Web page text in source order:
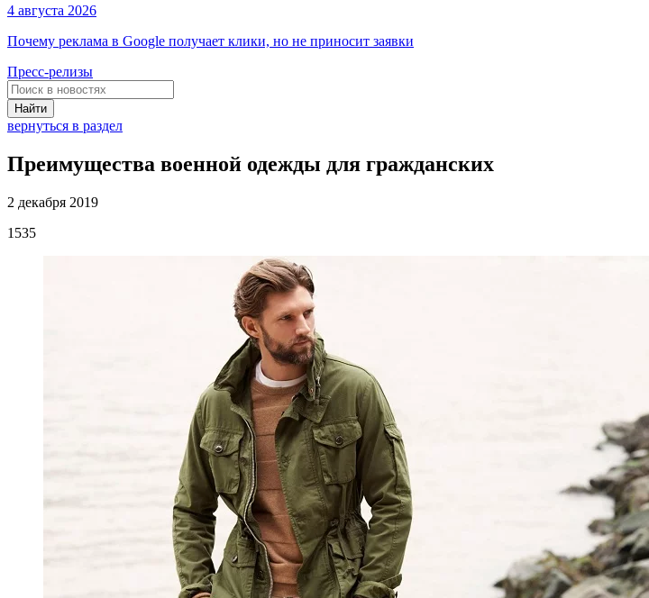
4 августа 2026
Почему реклама в Google получает клики, но не приносит заявки
Пресс-релизы
Найти
вернуться в раздел
Преимущества военной одежды для гражданских
2 декабря 2019
1535